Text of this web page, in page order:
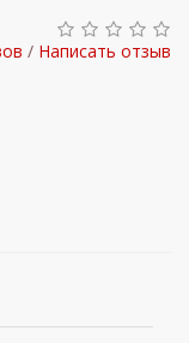
/ Написать отзыв